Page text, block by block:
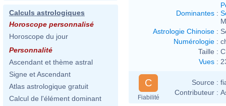
Calculs astrologiques
Horoscope personnalisé
Horoscope du jour
Personnalité
Ascendant et thème astral
Signe et Ascendant
Atlas astrologique gratuit
Calcul de l'élément dominant
Dominantes :
Astrologie Chinoise :
Numérologie :
Taille :
Vues :
C
Fiabilité
Source :
Contributeur :